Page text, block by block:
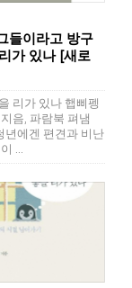
들이라고 방구
가 있나 [새로
리가 있나 햅삐펭
음, 파람북 펴냄
년에겐 편견과 비난
...